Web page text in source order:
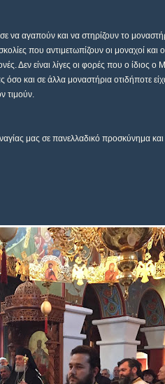
να αγαπούν και να στηρίζουν το
που αντιμετωπίζουν οι μοναχοί και
Δεν είναι λίγες οι φορές που ο ίδιος ο
και σε άλλα μοναστήρια οτιδήποτε
τιμούν.
μας σε πανελλαδικό προσκύνημα